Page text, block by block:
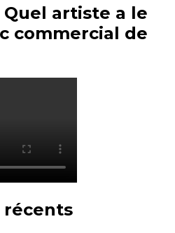
artiste a le
commercial de
récents